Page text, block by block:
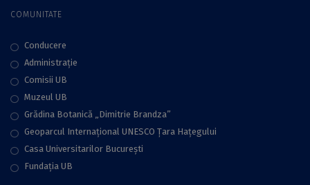
COMUNITATE
Conducere
Administraţie
Comisii UB
Muzeul UB
Grădina Botanică „Dimitrie Brandza”
Geoparcul Internațional UNESCO Țara Hațegului
Casa Universitarilor București
Fundaţia UB